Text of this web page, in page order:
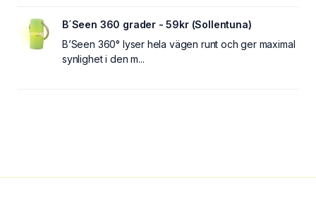
B´Seen 360 grader - 59kr (Sollentuna)
B’Seen 360° lyser hela vägen runt och ger maximal
synlighet i den m...